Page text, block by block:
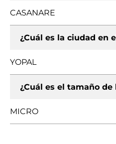
CASANARE
¿Cuál es la ciudad en
YOPAL
¿Cuál es el tamaño de
MICRO